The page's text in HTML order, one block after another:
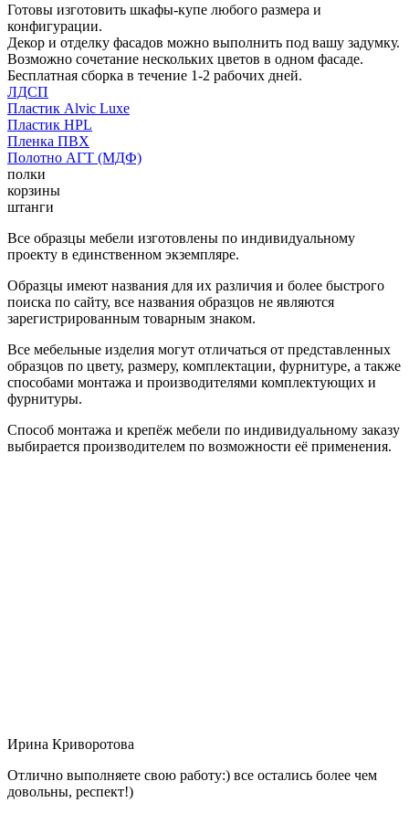
Готовы изготовить шкафы-купе любого размера и
конфигурации.
Декор и отделку фасадов можно выполнить под вашу задумку.
Возможно сочетание нескольких цветов в одном фасаде.
Бесплатная сборка в течение 1-2 рабочих дней.
ЛДСП
Пластик Alvic Luxe
Пластик HPL
Пленка ПВХ
Полотно АГТ (МДФ)
полки
корзины
штанги
Все образцы мебели изготовлены по индивидуальному
проекту в единственном экземпляре.
Образцы имеют названия для их различия и более быстрого
поиска по сайту, все названия образцов не являются
зарегистрированным товарным знаком.
Все мебельные изделия могут отличаться от представленных
образцов по цвету, размеру, комплектации, фурнитуре, а также
способами монтажа и производителями комплектующих и
фурнитуры.
Способ монтажа и крепёж мебели по индивидуальному заказу
выбирается производителем по возможности её применения.
Ирина Криворотова
Отлично выполняете свою работу:) все остались более чем
довольны, респект!)